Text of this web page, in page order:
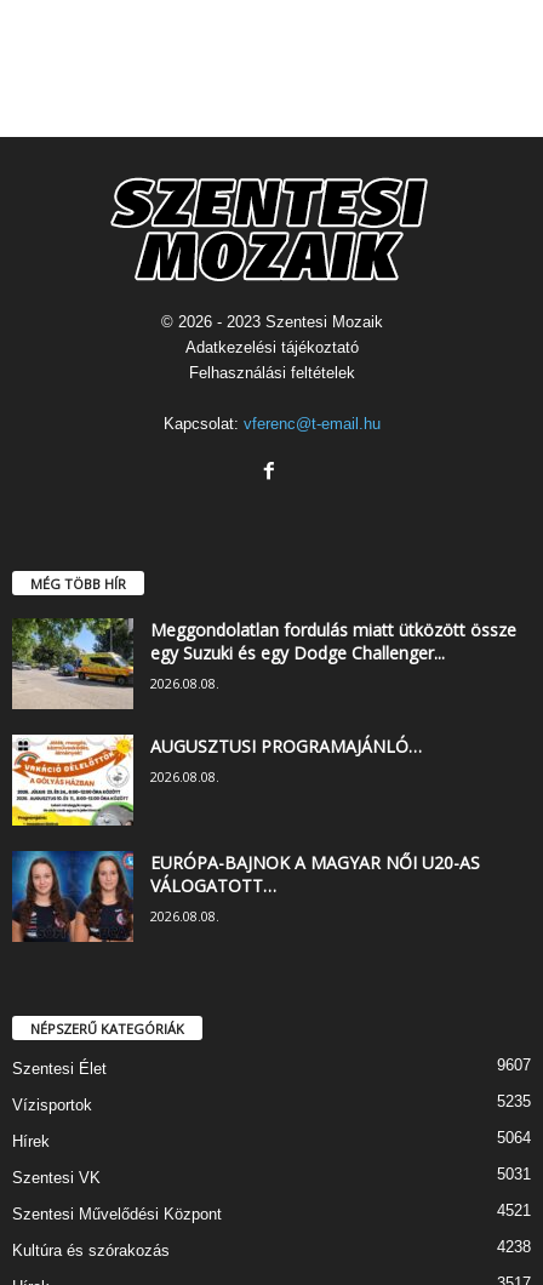
© 2026 - 2023 Szentesi Mozaik
Adatkezelési tájékoztató
Felhasználási feltételek
Kapcsolat: vferenc@t-email.hu
MÉG TÖBB HÍR
Meggondolatlan fordulás miatt ütközött össze
egy Suzuki és egy Dodge Challenger...
2026.08.08.
AUGUSZTUSI PROGRAMAJÁNLÓ…
2026.08.08.
EURÓPA-BAJNOK A MAGYAR NŐI U20-AS
VÁLOGATOTT…
2026.08.08.
NÉPSZERŰ KATEGÓRIÁK
Szentesi Élet 9607
Vízisportok 5235
Hírek 5064
Szentesi VK 5031
Szentesi Művelődési Központ 4521
Kultúra és szórakozás 4238